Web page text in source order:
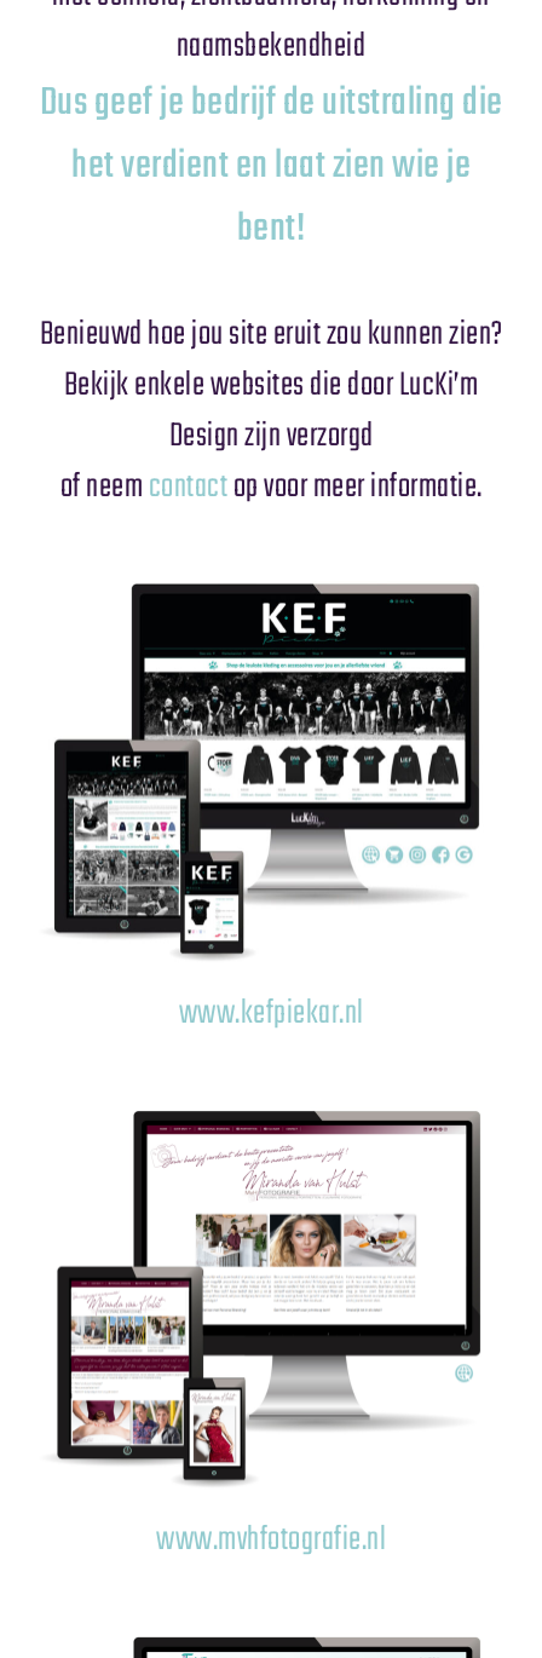
naamsbekendheid
Dus geef je bedrijf de uitstraling die
het verdient en laat zien wie je
bent!
Benieuwd hoe jou site eruit zou kunnen zien?
Bekijk enkele websites die door LucKi’m
Design zijn verzorgd
of neemcontactop voor meer informatie.
www.kefpiekar.nl
www.mvhfotografie.nl